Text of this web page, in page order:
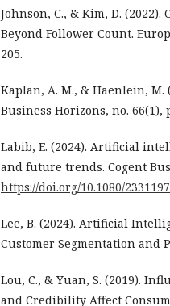
Johnson, C., & Kim, D.
Beyond Follower Count.
205.
Kaplan, A. M., & Haenlein, M.
Business Horizons, no. 66(1),
Labib, E. (2024). Artificial
and future trends. Cogent
https://doi.org/10.1080/
Lee, B. (2024). Artificial
Customer Segmentation and
Lou, C., & Yuan, S. (2019).
and Credibility Affect